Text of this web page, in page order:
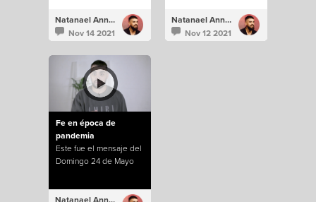
Natanael Annacondia
Nov 14 2021
saquen de todo lo que
Dios tiene para
nosotros.
Natanael Annacondia
Nov 12 2021
Fe en época de
pandemia
Este fue el mensaje del
Domingo 24 de Mayo